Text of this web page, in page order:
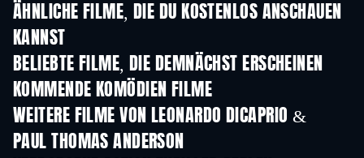
ÄHNLICHE FILME, DIE DU KOSTENLOS ANSCHAUEN
KANNST
BELIEBTE FILME, DIE DEMNÄCHST ERSCHEINEN
KOMMENDE KOMÖDIEN FILME
WEITERE FILME VON LEONARDO DICAPRIO &
PAUL THOMAS ANDERSON